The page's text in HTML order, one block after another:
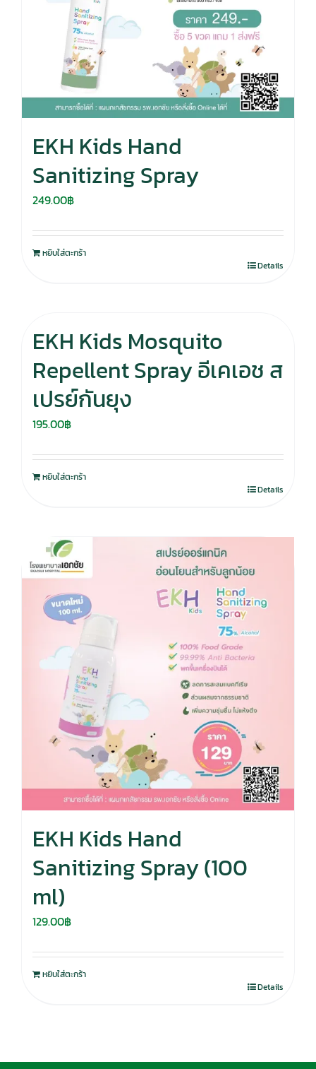
EKH Kids Hand
Sanitizing Spray
249.00฿
หยิบใส่ตะกร้า
Details
EKH Kids Mosquito
Repellent Spray อีเคเอช ส
เปรย์กันยุง
195.00฿
หยิบใส่ตะกร้า
Details
EKH Kids Hand
Sanitizing Spray (100
ml)
129.00฿
หยิบใส่ตะกร้า
Details